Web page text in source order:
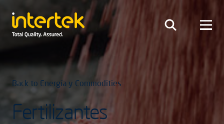
Back to Energía y Commodities
Fertilizantes